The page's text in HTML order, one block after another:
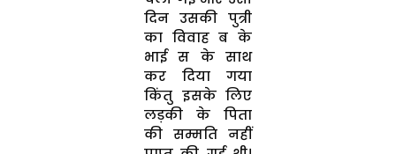
दिन उसकी पुत्री
का विवाह ब के
भाई स के साथ
कर दिया गया
किंतु इसके लिए
लड़की के पिता
की सम्मति नहीं